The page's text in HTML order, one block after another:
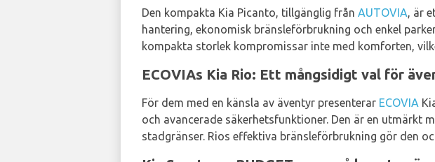
Den kompakta Kia Picanto, tillgänglig från AUTOVIA, är
hantering, ekonomisk bränsleförbrukning och enkel
kompakta storlek kompromissar inte med komforten,
ECOVIAs Kia Rio: Ett mångsidigt val för
För dem med en känsla av äventyr presenterar ECOVIA
och avancerade säkerhetsfunktioner. Den är en utmärkt
stadgränser. Rios effektiva bränsleförbrukning gör den